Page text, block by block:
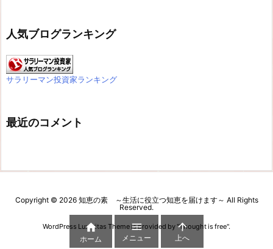
人気ブログランキング
サラリーマン投資家ランキング
最近のコメント
Copyright © 2026 知恵の素 ～生活に役立つ知恵を届けます～ All Rights
Reserved.
WordPress Luxeritas Theme is provided by "Thought is free".

ホーム

メニュー

上へ